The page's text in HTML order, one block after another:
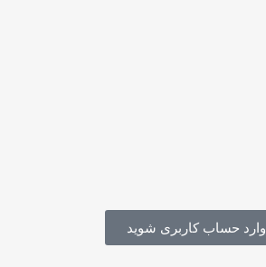
وارد حساب کاربری شوید